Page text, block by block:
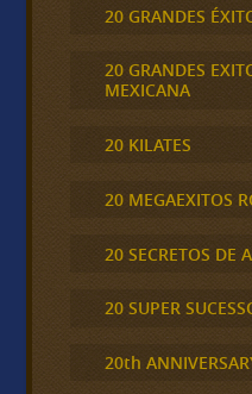
20 GRANDES
20 GRANDES
MEXICANA
20 KILATES
20 MEGAEXITOS
20 SECRETOS DE
20 SUPER
20th